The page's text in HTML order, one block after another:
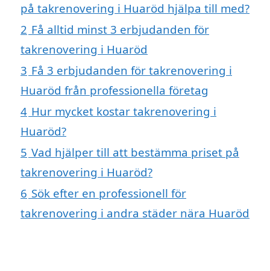
på takrenovering i Huaröd hjälpa till med?
2 Få alltid minst 3 erbjudanden för
takrenovering i Huaröd
3 Få 3 erbjudanden för takrenovering i
Huaröd från professionella företag
4 Hur mycket kostar takrenovering i
Huaröd?
5 Vad hjälper till att bestämma priset på
takrenovering i Huaröd?
6 Sök efter en professionell för
takrenovering i andra städer nära Huaröd